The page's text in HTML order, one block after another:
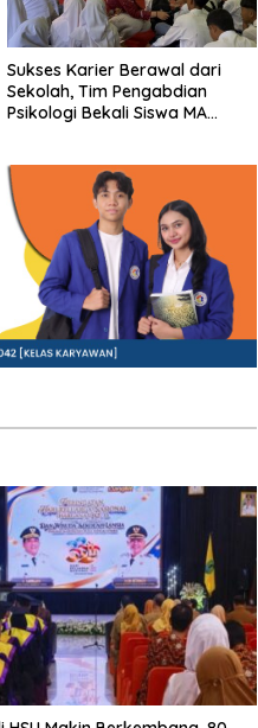
Sukses Karier Berawal dari
Sekolah, Tim Pengabdian
Psikologi Bekali Siswa MA